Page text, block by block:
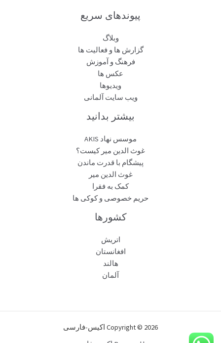
پیوندهای سریع
وبلاگ
گزارش ها و فعالیت ها
فرهنگ و آموزش
عکس ها
ویدیوها
ویب سایت آلمانی
بیشتر بدانید
موسس نهاد AKIS
غوث الدین میر کیست؟
پیشگام با قدرت ماندن
غوث الدین میر
کمک به فقرا
حریم خصوصی و کوکی ها
کشورها
اتریش
افغانستان
هالند
آلمان
Copyright © 2026 اکیس-فارسی